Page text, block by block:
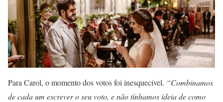
Para Carol, o momento dos votos foi inesquecível. “Combinamos
de cada um escrever o seu voto, e não tínhamos ideia de como